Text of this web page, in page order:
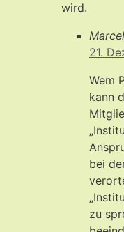
wird.
Marcel
21.
Wem
kann
bei
zu